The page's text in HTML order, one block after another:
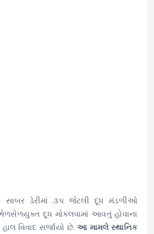
: સાબર ડેરીમાં ૩૫ જેટલી દૂધ મંડળીઓ
ભેળસેળયુક્ત દૂધ મોકલવામાં આવતું હોવાના
વિવાદ સર્જાયો છે.આ મામલે સ્થાનિક